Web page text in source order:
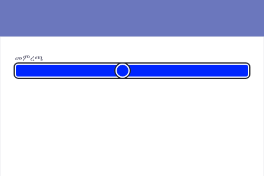
መምረጫ